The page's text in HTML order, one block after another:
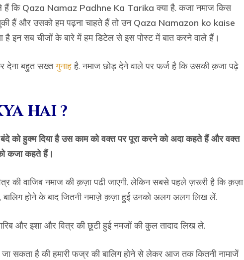
हैं कि Qaza Namaz Padhne Ka Tarika क्या है. कजा नमाज किस
हैं और उसको हम पढ़ना चाहते हैं तो उनQaza Namazon ko kaise
है इन सब चीजों के बारे में हम डिटेल से इस पोस्ट में बात करने वाले हैं।
देना बहुत सख्तगुनाहहै. नमाज छोड़ देने वाले पर फर्ज है कि उसकी क़जा पढ़े
hai ?
को हुक्म दिया है उस काम को वक्त पर पूरा करने को अदा कहते हैं और वक्त
कजा कहते हैं।
की वाजिब नमाज की क़ज़ा पढी जाएगी. लेकिन सबसे पहले ज़रूरी है कि क़ज़ा
होने के बाद जितनी नमाज़े क़ज़ा हुई उनको अलग अलग लिख लें.
और इशा और वित्र की छूटी हुई नमजों की कुल तादाद लिख ले.
जा सकता है की हमारी फज्र की बालिग होने से लेकर आज तक कितनी नामाजें